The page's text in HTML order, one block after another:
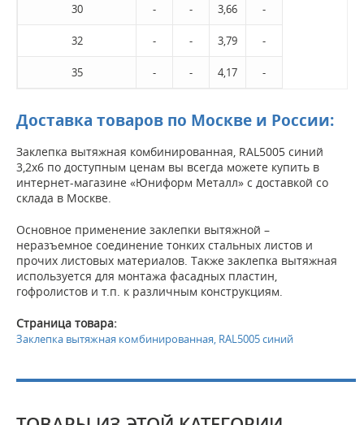
30 - - 3,66 -
32 - - 3,79 -
35 - - 4,17 -
Доставка товаров по Москве и России:
Заклепка вытяжная комбинированная, RAL5005 синий
3,2х6 по доступным ценам вы всегда можете купить в
интернет-магазине «Юниформ Металл» с доставкой со
склада в Москве.
Основное применение заклепки вытяжной –
неразъемное соединение тонких стальных листов и
прочих листовых материалов. Также заклепка вытяжная
используется для монтажа фасадных пластин,
гофролистов и т.п. к различным конструкциям.
Страница товара:
Заклепка вытяжная комбинированная, RAL5005 синий